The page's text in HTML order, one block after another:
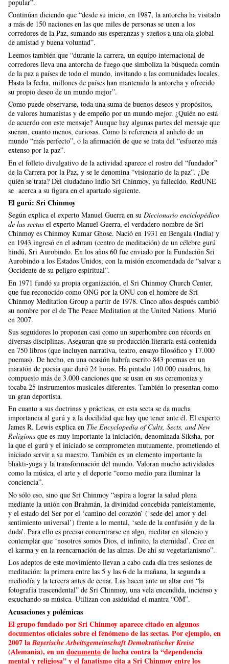
popular”.
Continúan diciendo que “desde su inicio, en 1987, la antorcha ha visitado
a más de 150 naciones en las que miles de personas se unen a los
corredores de la Paz, sumando sus esperanzas y sueños a una ola global
de amistad y buena voluntad”.
Leemos también que “durante la carrera, un equipo internacional de
corredores lleva una antorcha de fuego que simboliza la búsqueda común
de la paz a países de todo el mundo, invitando a las comunidades locales.
Hasta la fecha, millones de países han mantenido la antorcha y ofrecido
su propio deseo de un mundo mejor”.
Como puede observarse, toda una suma de buenos deseos y propósitos,
de valores humanistas y de empeño por un mundo mejor. ¿Quién no está
de acuerdo con este mensaje? Aunque hay algunas partes del mensaje que
suenan, cuanto menos, curiosas. Como la referencia al anhelo de un
mundo “más perfecto”, o la afirmación de que se trata del “esfuerzo más
extenso por la paz”.
En el folleto divulgativo de la actividad aparece el rostro del “fundador”
de la Carrera por la Paz, y se le denomina “visionario de la paz”. ¿De
quién se trata? Del ciudadano indio Sri Chinmoy, ya fallecido. RedUNE
se acerca a su figura en el apartado siguiente.
El gurú: Sri Chinmoy
Según explica el experto Manuel Guerra en su Diccionario enciclopédico
de las sectas el experto Manuel Guerra, el verdadero nombre de Sri
Chinmoy es Chinmoy Kumar Ghose. Nació en 1931 en Bengala (India) y
en 1943 ingresó en el ashram (centro de meditación) de un célebre gurú
hindú, Sri Aurobindo. En los años 60 fue enviado por la Fundación Sri
Aurobindo a los Estados Unidos, con la misión encomendada de “salvar a
Occidente de su peligro espiritual”.
En 1971 fundó su propia organización, el Sri Chinmoy Church Center,
que fue reconocido como ONG por la ONU con el hombre de Sri
Chinmoy Meditation Group a partir de 1978. Cinco años después cambió
su nombre por el de The Peace Meditation at the United Nations. Murió
en 2007.
Sus seguidores lo proponen casi como un superhombre con récords en
diversas disciplinas. Aseguran que su producción literaria está contenida
en 750 libros (que incluyen narrativa, teatro, ensayo filosófico y 17.000
poemas). De hecho, en una ocasión habría escrito 843 poemas en un
maratón de poesía que duró 24 horas. Ha pintado 140.000 cuadros, ha
compuesto más de 3.000 canciones que se usan en sus ceremonias y
tocaba 25 instrumentos musicales diferentes. También lo presentan como
un gran deportista.
En cuanto a sus doctrinas y prácticas, en esta secta se da mucha
importancia al gurú y a la docilidad que hay que tener ante él. El experto
James R. Lewis explica en The Encyclopedia of Cults, Sects, and New
Religions que es muy importante la iniciación, denominada Siksha, por
la que el gurú y el iniciado se comprometen mutuamente, prometiendo el
iniciado servir a su maestro. También es un elemento importante la
bhakti-yoga y la transformación del mundo. Valoran mucho actividades
como la música, el arte y el deporte “como medio para iluminar la
conciencia”.
No sólo eso, sino que Sri Chinmoy “aspira a lograr la salud plena
mediante la unión con Brahmán, la divinidad concebida panteístamente,
y el estado del Ser por el ‘camino del corazón’ (‘sede del amor y del
sentimiento universal’) frente a lo mental, ‘sede de la confusión y de la
duda’. Para ello es preciso concentrarse en algo, meditar en silencio y
contemplar que ‘nosotros somos Dios, el infinito, la eternidad’. Cree en
el karma y en la reencarnación de las almas. De ahí su vegetarianismo”.
Los adeptos de este movimiento llevan a cabo cada día tres sesiones de
meditación: la primera entre las 5 y las 6 de la mañana, la segunda a
mediodía y la tercera antes de cenar. Las hacen ante un altar con “la
fotografía trascendental” de Sri Chinmoy, una vela encendida, incienso y
escuchando su música. Utilizan con asiduidad el mantra “OM”.
Acusaciones y polémicas
El grupo fundado por Sri Chinmoy aparece citado en algunos
documentos oficiales sobre el fenómeno de las sectas. Por ejemplo, en
2007 laBayerische Arbeitsgemeinschaft Demokratischer Kreise
(Alemania), en undocumentode lucha contra la “dependencia
mental y religiosa” y el fanatismo cita a Sri Chinmoy entre los